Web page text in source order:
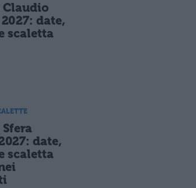
date,
scaletta
date,
scaletta